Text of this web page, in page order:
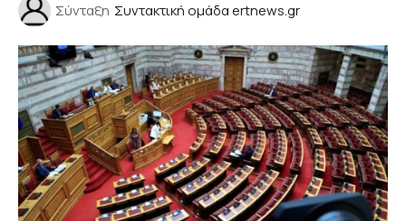
Σύνταξη Συντακτική ομάδα ertnews.gr